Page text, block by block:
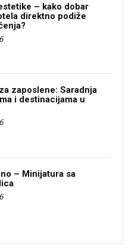
– kako dobar
direktno podiže
zaposlene: Saradnja
i destinacijama u
– Minijatura sa